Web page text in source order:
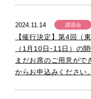
2024.11.14 講習会
【催行決定】第4回（
（1月10日･11日）の
まだお席のご用意がで
からお申込みください。